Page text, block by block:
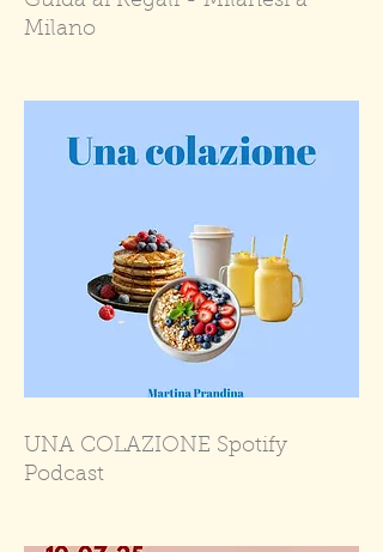
Milano
UNA COLAZIONE Spotify
Podcast